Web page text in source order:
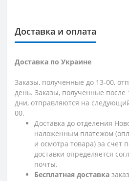
Доставка и оплата
Доставка по Украине
Заказы, полученные до 13-00,
день. Заказы, полученные
дни, отправляются на
00.
Доставка до отделения
наложенным платежом
и осмотра товара) за счет
доставки определяется
почты.
Бесплатная доставка